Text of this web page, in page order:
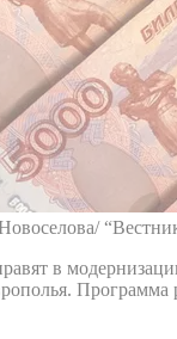
в
Программа